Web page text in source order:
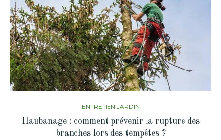
ENTRETIEN JARDIN
Haubanage : comment prévenir la rupture des
branches lors des tempêtes ?